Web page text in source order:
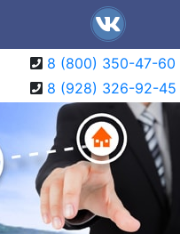
8 (800) 350-47-60
8 (928) 326-92-45